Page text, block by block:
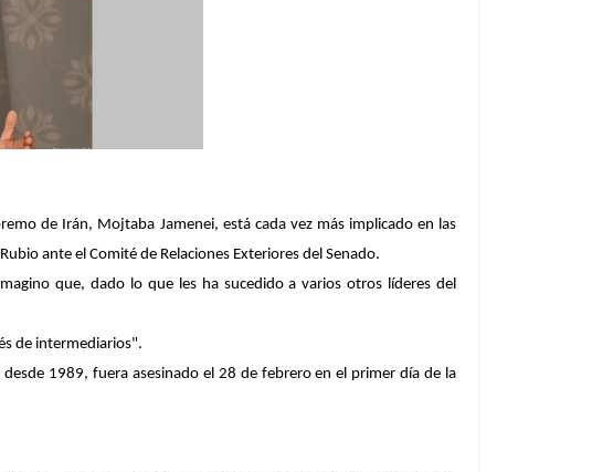
de Irán, Mojtaba Jamenei, está cada vez más implicado en las
ante el Comité de Relaciones Exteriores del Senado.
que, dado lo que les ha sucedido a varios otros líderes del
de intermediarios".
1989, fuera asesinado el 28 de febrero en el primer día de la